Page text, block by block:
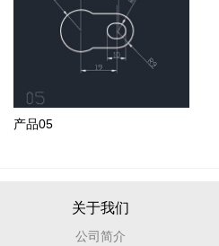
产品05
关于我们
公司简介